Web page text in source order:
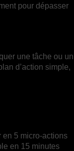
pour dépasser
une tâche ou un
d’action simple,
en 5 micro-actions
en 15 minutes